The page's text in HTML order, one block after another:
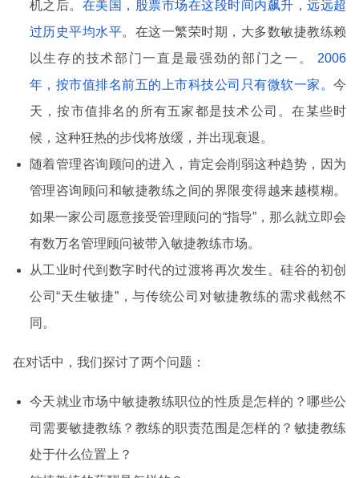
机之后。 在美国，股票市场在这段时间内飙升，远远超
过历史平均水平。在这一繁荣时期，大多数敏捷教练赖
以生存的技术部门一直是最强劲的部门之一。
2006
年，按市值排名前五的上市科技公司只有微软一家。 今
天，按市值排名的所有五家都是技术公司。在某些时
候，这种狂热的步伐将放缓，并出现衰退。
随着管理咨询顾问的进入，肯定会削弱这种趋势，因为
管理咨询顾问和敏捷教练之间的界限变得越来越模糊。
如果一家公司愿意接受管理顾问的“指导”，那么就立即会
有数万名管理顾问被带入敏捷教练市场。
从工业时代到数字时代的过渡将再次发生。硅谷的初创
公司“天生敏捷”，与传统公司对敏捷教练的需求截然不
同。
在对话中，我们探讨了两个问题：
今天就业市场中敏捷教练职位的性质是怎样的？哪些公
司需要敏捷教练？教练的职责范围是怎样的？敏捷教练
处于什么位置上？